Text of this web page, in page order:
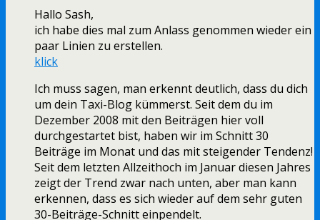
Hallo Sash,
ich habe dies mal zum Anlass genommen wieder ein
paar Linien zu erstellen.
klick
Ich muss sagen, man erkennt deutlich, dass du dich
um dein Taxi-Blog kümmerst. Seit dem du im
Dezember 2008 mit den Beiträgen hier voll
durchgestartet bist, haben wir im Schnitt 30
Beiträge im Monat und das mit steigender Tendenz!
Seit dem letzten Allzeithoch im Januar diesen Jahres
zeigt der Trend zwar nach unten, aber man kann
erkennen, dass es sich wieder auf dem sehr guten
30-Beiträge-Schnitt einpendelt.